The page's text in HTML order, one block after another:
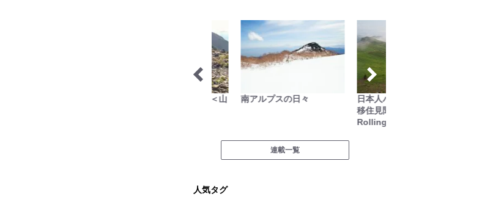
南アルプスの日々
日本人ハイカーのネパール
移住見聞録「Like a
Rolling Stone」
連載一覧
人気タグ